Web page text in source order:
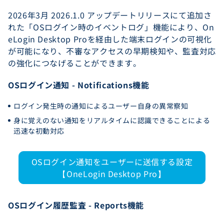
2026年3月 2026.1.0 アップデートリリースにて追加さ
れた「OSログイン時のイベントログ」機能により、On
eLogin Desktop Proを経由した端末ログインの可視化
が可能になり、不審なアクセスの早期検知や、監査対応
の強化につなげることができます。
OSログイン通知 - Notifications機能
ログイン発生時の通知によるユーザー自身の異常察知
身に覚えのない通知をリアルタイムに認識できることによる
迅速な初動対応
OSログイン通知をユーザーに送信する設定
【OneLogin Desktop Pro】
OSログイン履歴監査 - Reports機能